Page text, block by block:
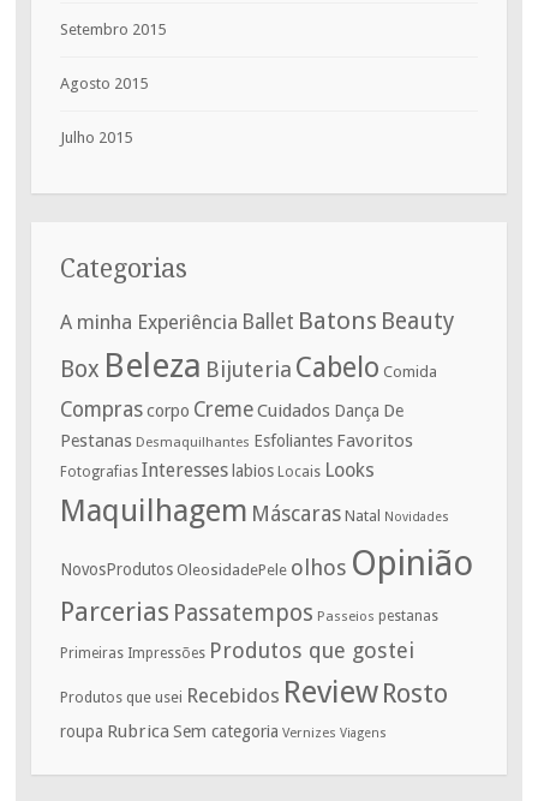
Setembro 2015
Agosto 2015
Julho 2015
Categorias
A minha Experiência Ballet Batons Beauty
Box Beleza Bijuteria Cabelo Comida
Comprascorpo CremeCuidados Dança De
Pestanas Desmaquilhantes Esfoliantes Favoritos
Fotografias Interesses labios Locais Looks
Maquilhagem Máscaras Natal Novidades
NovosProdutos OleosidadePele olhos Opinião
Parcerias Passatempos Passeios pestanas
Primeiras Impressões Produtos que gostei
Produtos que usei Recebidos Review Rosto
roupa Rubrica Sem categoria Vernizes Viagens